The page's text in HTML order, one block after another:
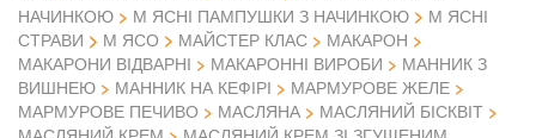
НАЧИНКОЮ
М ЯСНІ ПАМПУШКИ З НАЧИНКОЮ
М ЯСНІ
СТРАВИ
М ЯСО МАЙСТЕР КЛАС
МАКАРОН
МАКАРОНИ ВІДВАРНІ
МАКАРОННІ ВИРОБИ
МАННИК З
ВИШНЕЮ
МАННИК НА КЕФІРІ
МАРМУРОВЕ ЖЕЛЕ
МАРМУРОВЕ ПЕЧИВО
МАСЛЯНА
МАСЛЯНИЙ БІСКВІТ